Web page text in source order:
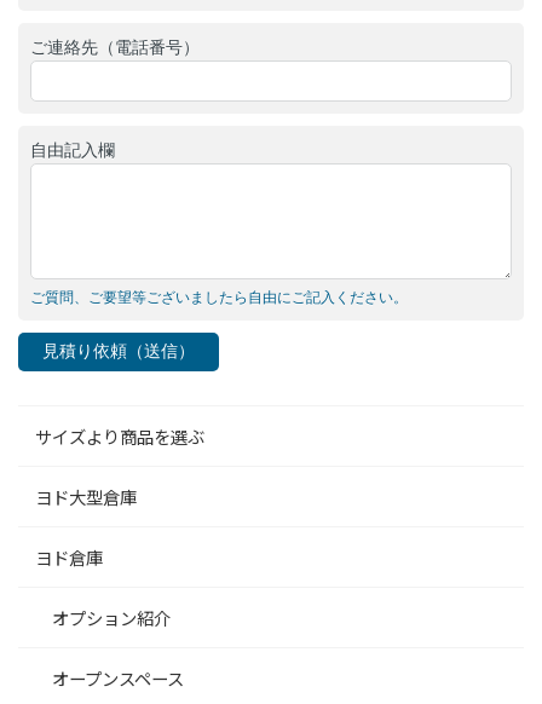
ご連絡先（電話番号）
自由記入欄
ご質問、ご要望等ございましたら自由にご記入ください。
見積り依頼（送信）
サイズより商品を選ぶ
ヨド大型倉庫
ヨド倉庫
オプション紹介
オープンスペース